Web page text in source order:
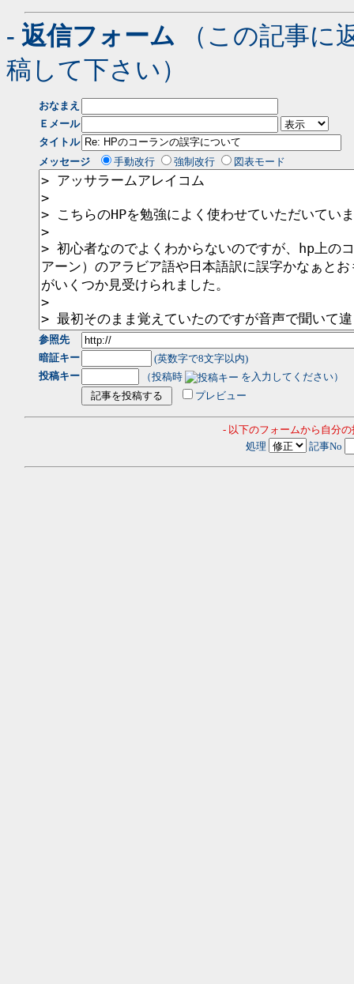
- 返信フォーム （この記事に
稿して下さい）
おなまえ
Ｅメール
タイトル
メッセージ
手動改行 強制改行 図表モード
参照先
暗証キー
(英数字で8文字以内)
投稿キー
（投稿時
を入力してください）
プレビュー
- 以下のフォームから自分
処理
記事No